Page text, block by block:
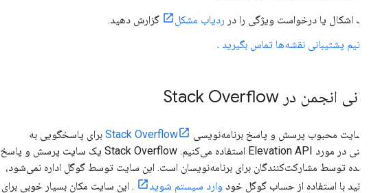
یک اشکال یا درخواست ویژگی را در ردیاب مشکل
گزارش دهید.
با تیم پشتیبانی نقشه‌ها تماس بگیرید .
پشتیبانی انجمن در Stack Overflow
ما از وب‌سایت محبوب پرسش و پاسخ برنامه‌نویسی Stack Overflow برای پاسخگویی به
سوالات فنی در مورد Elevation API استفاده می‌کنیم. Stack Overflow یک سایت پرسش و پاسخ
ویرایش‌شده توسط مشارکت‌کنندگان برای برنامه‌نویسان است. این سایت توسط گوگل اداره نمی‌شود،
اما می‌توانید با استفاده از حساب گوگل خود وارد سیستم شوید
. این سایت مکان بسیار خوبی برای